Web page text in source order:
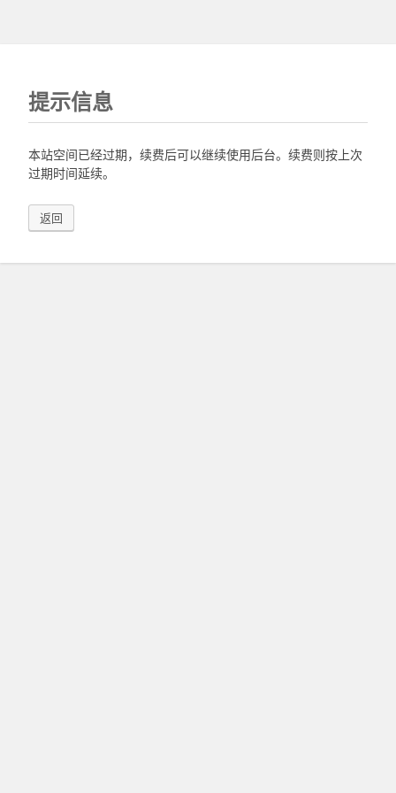
提示信息
本站空间已经过期，续费后可以继续使用后台。续费则按上次
过期时间延续。
返回